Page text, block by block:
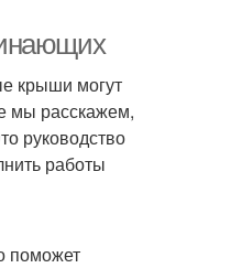
крыши могут
мы расскажем,
руководство
работы
поможет